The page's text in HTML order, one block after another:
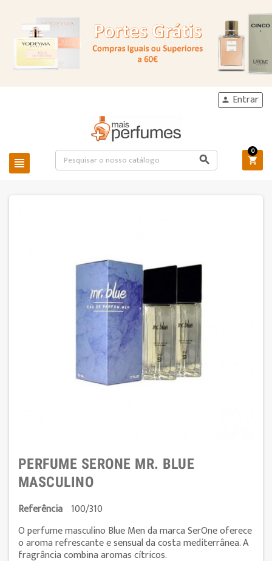
 
 Entrar

0
PERFUME SERONE MR. BLUE
MASCULINO
Referência 100/310
O perfume masculino Blue Men da marca SerOne oferece
o aroma refrescante e sensual da costa mediterrânea. A
fragrância combina aromas cítricos.